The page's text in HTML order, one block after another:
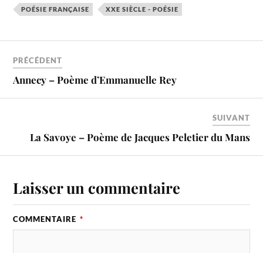
POÉSIE FRANÇAISE XXE SIÈCLE - POÉSIE
PRÉCÉDENT
Annecy – Poème d’Emmanuelle Rey
SUIVANT
La Savoye – Poème de Jacques Peletier du Mans
Laisser un commentaire
COMMENTAIRE *